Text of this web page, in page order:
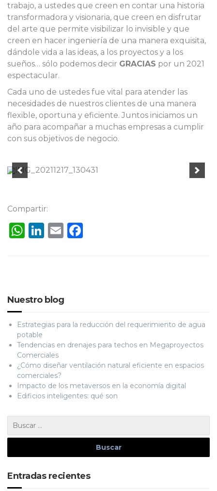
trabajo, a ustedes que creen en contar una historia
transformadora y visionaria, que creen en disfrutar
del arte que permite visibilizar lo invisible y que
creen en hacer ingeniería de una manera exquisita,
dándole vida a las ideas, a los proyectos y a los
sueños… sólo podemos decir GRACIAS por un 2021
espectacular.
Cada uno de ustedes fue vital para atender las
necesidades de nuestros clientes de una manera
flexible, oportuna y eficiente. Juntos iniciamos un
año para acompañar a muchas empresas a cumplir
con sus objetivos de negocio.
Compartir:
WhatsApp
LinkedIn
Email
Nuestro blog
Estrategias para la reducción del requerimiento de agua
potable
Tendencias en drenajes para techos en Megaproyectos
Comerciales
¿Cómo diseñar ventilación natural eficiente en espacios
comerciales?
Impacto de los metaversos en la economía digital
Edificios inteligentes: qué son
Entradas recientes